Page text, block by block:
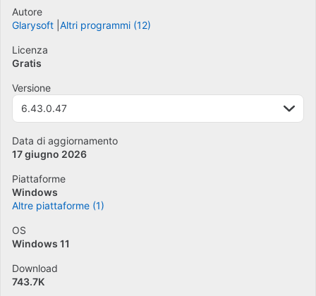
Autore
Glarysoft Altri programmi (12)
Licenza
Gratis
Versione
6.43.0.47
Data di aggiornamento
17 giugno 2026
Piattaforme
Windows
Altre piattaforme (1)
OS
Windows 11
Download
743.7K